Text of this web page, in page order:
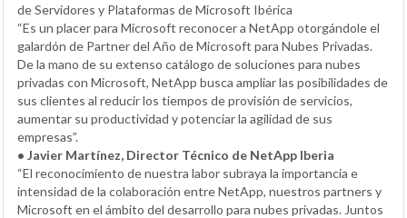
de Servidores y Plataformas de Microsoft Ibérica
“Es un placer para Microsoft reconocer a NetApp otorgándole el
galardón de Partner del Año de Microsoft para Nubes Privadas.
De la mano de su extenso catálogo de soluciones para nubes
privadas con Microsoft, NetApp busca ampliar las posibilidades de
sus clientes al reducir los tiempos de provisión de servicios,
aumentar su productividad y potenciar la agilidad de sus
empresas”.
• Javier Martínez, Director Técnico de NetApp Iberia
“El reconocimiento de nuestra labor subraya la importancia e
intensidad de la colaboración entre NetApp, nuestros partners y
Microsoft en el ámbito del desarrollo para nubes privadas. Juntos